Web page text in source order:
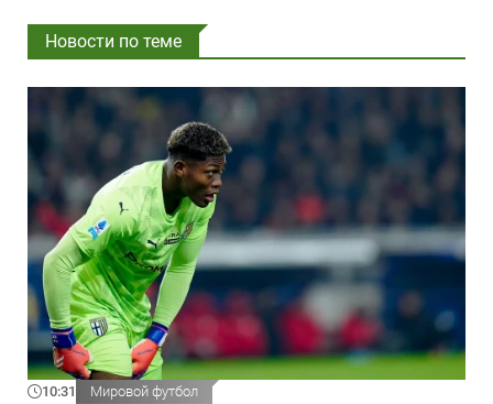
Новости по теме
10:31 Мировой футбол